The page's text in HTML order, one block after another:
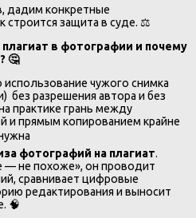
дадим конкретные
строится защита в суде. ⚖️
в фотографии и почему
🤔
чужого снимка
без разрешения автора и без
практике грань между
и прямым копированием крайне
фотографий на плагиат.
— не похоже», он проводит
сравнивает цифровые
редактирования и выносит
🧠